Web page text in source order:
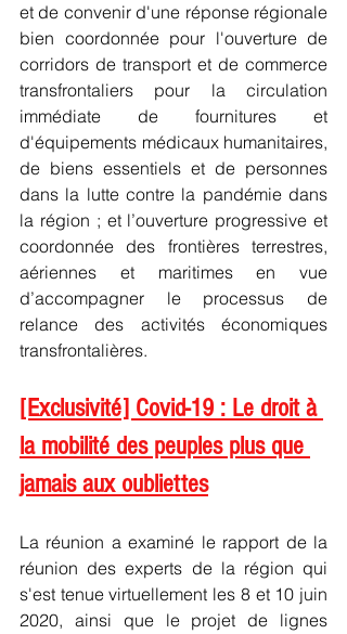
et de convenir d'une réponse régionale
bien coordonnée pour l'ouverture de
corridors de transport et de commerce
transfrontaliers pour la circulation
immédiate de fournitures et
d'équipements médicaux humanitaires,
de biens essentiels et de personnes
dans la lutte contre la pandémie dans
la région ; et l’ouverture progressive et
coordonnée des frontières terrestres,
aériennes et maritimes en vue
d’accompagner le processus de
relance des activités économiques
transfrontalières.
[Exclusivité] Covid-19 : Le droit à
la mobilité des peuples plus que
jamais aux oubliettes
La réunion a examiné le rapport de la
réunion des experts de la région qui
s'est tenue virtuellement les 8 et 10 juin
2020, ainsi que le projet de lignes